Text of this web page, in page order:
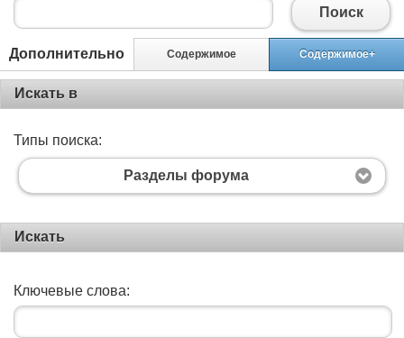
Поиск
Дополнительно Содержимое Содержимое+
Искать в
Типы поиска:
Разделы форума
Искать
Ключевые слова: